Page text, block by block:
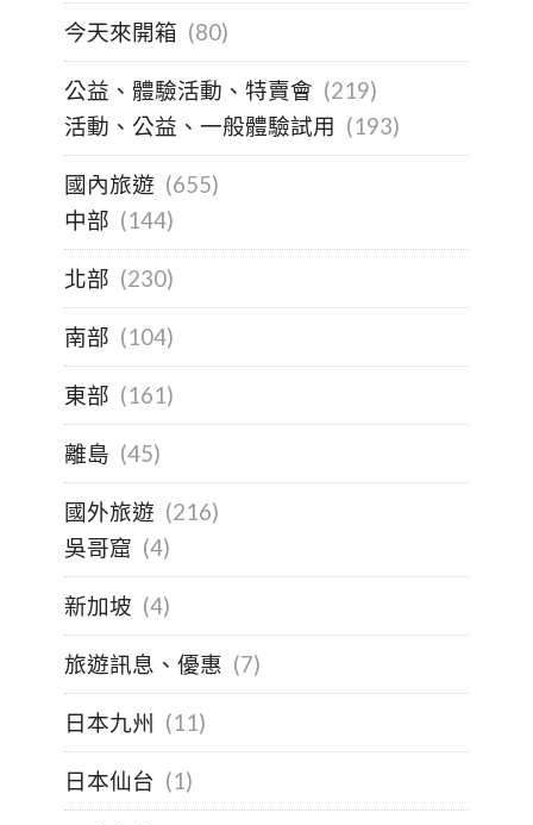
今天來開箱 (80)
公益、體驗活動、特賣會 (219)
活動、公益、一般體驗試用 (193)
國內旅遊 (655)
中部 (144)
北部 (230)
南部 (104)
東部 (161)
離島 (45)
國外旅遊 (216)
吳哥窟 (4)
新加坡 (4)
旅遊訊息、優惠 (7)
日本九州 (11)
日本仙台 (1)